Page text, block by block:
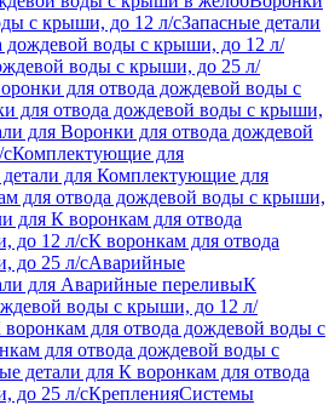
с крыши, до 12 л/сЗапасные детали
дождевой воды с крыши, до 12 л/
воды с крыши, до 25 л/
для отвода дождевой воды с
для отвода дождевой воды с крыши,
для Воронки для отвода дождевой
Комплектующие для
для Комплектующие для
для отвода дождевой воды с крыши,
для К воронкам для отвода
до 12 л/сК воронкам для отвода
до 25 л/сАварийные
для Аварийные переливыК
воды с крыши, до 12 л/
для отвода дождевой воды с
для отвода дождевой воды с
детали для К воронкам для отвода
до 25 л/сКрепленияСистемы